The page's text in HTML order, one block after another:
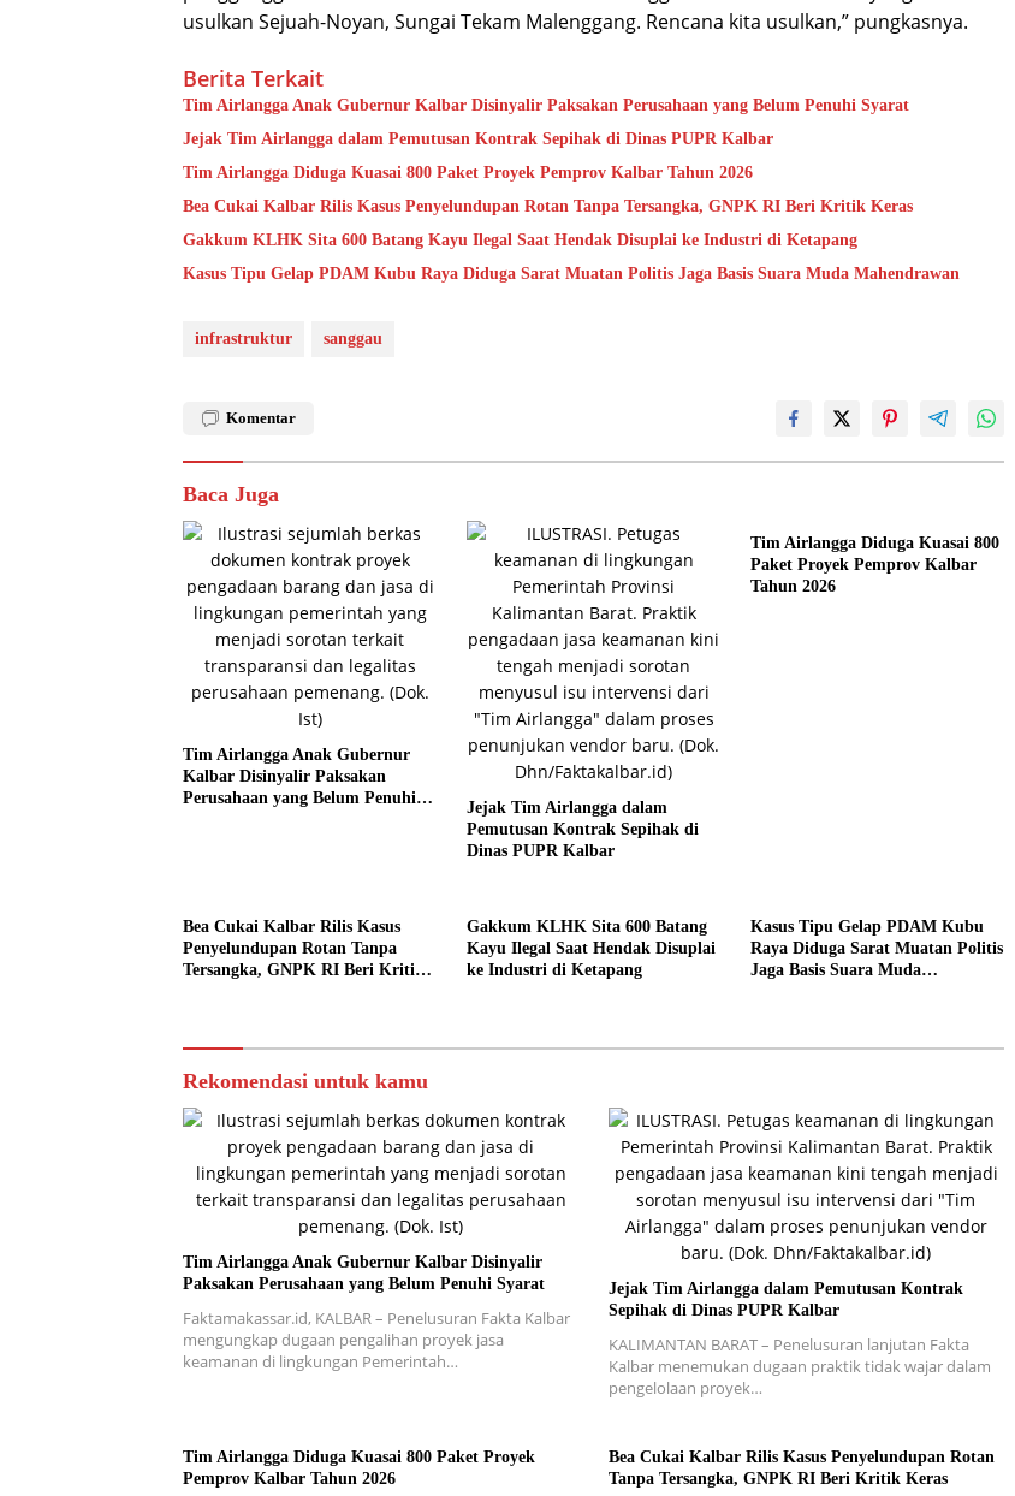
usulkan Sejuah-Noyan, Sungai Tekam Malenggang. Rencana kita usulkan,” pungkasnya.
Berita Terkait
Tim Airlangga Anak Gubernur Kalbar Disinyalir Paksakan Perusahaan yang Belum Penuhi Syarat
Jejak Tim Airlangga dalam Pemutusan Kontrak Sepihak di Dinas PUPR Kalbar
Tim Airlangga Diduga Kuasai 800 Paket Proyek Pemprov Kalbar Tahun 2026
Bea Cukai Kalbar Rilis Kasus Penyelundupan Rotan Tanpa Tersangka, GNPK RI Beri Kritik Keras
Gakkum KLHK Sita 600 Batang Kayu Ilegal Saat Hendak Disuplai ke Industri di Ketapang
Kasus Tipu Gelap PDAM Kubu Raya Diduga Sarat Muatan Politis Jaga Basis Suara Muda Mahendrawan
infrastruktur sanggau
Komentar
Baca Juga
Tim Airlangga Anak Gubernur
Kalbar Disinyalir Paksakan
Perusahaan yang Belum Penuhi
Jejak Tim Airlangga dalam
Pemutusan Kontrak Sepihak di
Dinas PUPR Kalbar
Tim Airlangga Diduga Kuasai 800
Paket Proyek Pemprov Kalbar
Tahun 2026
Bea Cukai Kalbar Rilis Kasus
Penyelundupan Rotan Tanpa
Tersangka, GNPK RI Beri Kritik
Gakkum KLHK Sita 600 Batang
Kayu Ilegal Saat Hendak Disuplai
ke Industri di Ketapang
Kasus Tipu Gelap PDAM Kubu
Raya Diduga Sarat Muatan Politis
Jaga Basis Suara Muda
Rekomendasi untuk kamu
Tim Airlangga Anak Gubernur Kalbar Disinyalir
Paksakan Perusahaan yang Belum Penuhi Syarat
Faktamakassar.id, KALBAR – Penelusuran Fakta Kalbar
mengungkap dugaan pengalihan proyek jasa
keamanan di lingkungan Pemerintah…
Jejak Tim Airlangga dalam Pemutusan Kontrak
Sepihak di Dinas PUPR Kalbar
KALIMANTAN BARAT – Penelusuran lanjutan Fakta
Kalbar menemukan dugaan praktik tidak wajar dalam
pengelolaan proyek…
Tim Airlangga Diduga Kuasai 800 Paket Proyek
Pemprov Kalbar Tahun 2026
Bea Cukai Kalbar Rilis Kasus Penyelundupan Rotan
Tanpa Tersangka, GNPK RI Beri Kritik Keras